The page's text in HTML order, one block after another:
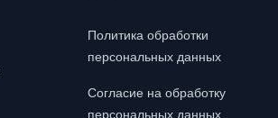
Политика обработки
персональных данных
Согласие на обработку
персональных данных